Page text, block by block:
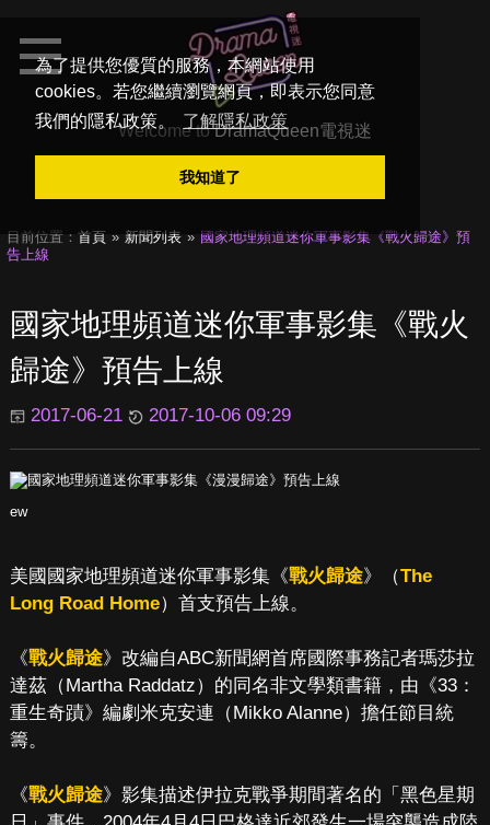
為了提供您優質的服務，本網站使用
cookies。若您繼續瀏覽網頁，即表示您同意
我們的隱私政策。
了解隱私政策
我知道了
Welcome toDramaQueen電視迷
目前位置： 首頁 新聞列表
國家地理頻道迷你軍事影集《戰火歸途》預
告上線
國家地理頻道迷你軍事影集《戰火
歸途》預告上線
2017-06-21 2017-10-06 09:29
ew
美國國家地理頻道迷你軍事影集《戰火歸途》（The
Long Road Home）首支預告上線。
《戰火歸途》改編自ABC新聞網首席國際事務記者瑪莎拉
達茲（Martha Raddatz）的同名非文學類書籍，由《33：
重生奇蹟》編劇米克安連（Mikko Alanne）擔任節目統
籌。
《戰火歸途》影集描述伊拉克戰爭期間著名的「黑色星期